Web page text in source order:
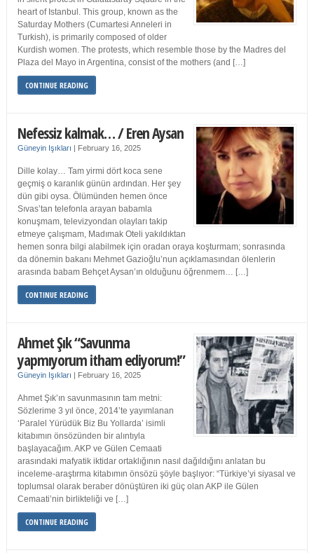
heart of Istanbul. This group, known as the
Saturday Mothers (Cumartesi Anneleri in
Turkish), is primarily composed of older
Kurdish women. The protests, which resemble those by the Madres del
Plaza del Mayo in Argentina, consist of the mothers (and […]
CONTINUE READING
Nefessiz kalmak… / Eren Aysan
Güneyin Işıkları | February 16, 2025
Dille kolay… Tam yirmi dört koca sene
geçmiş o karanlık günün ardından. Her şey
dün gibi oysa. Ölümünden hemen önce
Sıvas’tan telefonla arayan babamla
konuşmam, televizyondan olayları takip
etmeye çalışmam, Madımak Oteli yakıldıktan
hemen sonra bilgi alabilmek için oradan oraya koşturmam; sonrasında
da dönemin bakanı Mehmet Gazioğlu’nun açıklamasından ölenlerin
arasında babam Behçet Aysan’ın olduğunu öğrenmem… […]
CONTINUE READING
Ahmet Şık “Savunma
yapmıyorum itham ediyorum!”
Güneyin Işıkları | February 16, 2025
Ahmet Şık’ın savunmasının tam metni:
Sözlerime 3 yıl önce, 2014’te yayımlanan
‘Paralel Yürüdük Biz Bu Yollarda’ isimli
kitabımın önsözünden bir alıntıyla
başlayacağım. AKP ve Gülen Cemaati
arasındaki mafyatik iktidar ortaklığının nasıl dağıldığını anlatan bu
inceleme-araştırma kitabımın önsözü şöyle başlıyor: “Türkiye’yi siyasal ve
toplumsal olarak beraber dönüştüren iki güç olan AKP ile Gülen
Cemaati’nin birlikteliği ve […]
CONTINUE READING